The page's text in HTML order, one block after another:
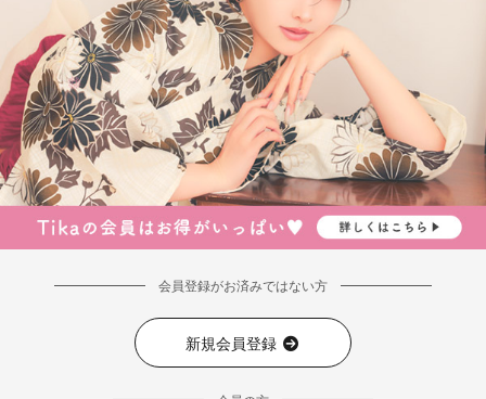
会員登録がお済みではない方
新規会員登録